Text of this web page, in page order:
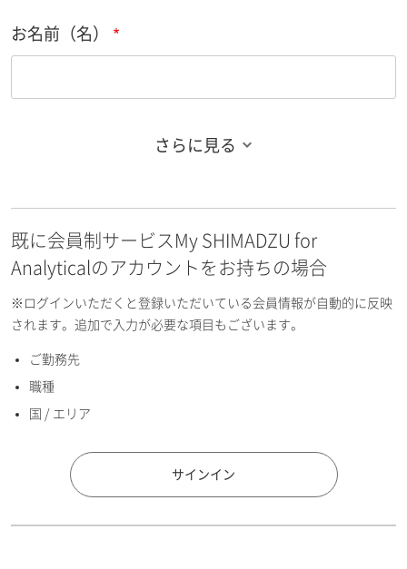
お名前（名）
お名前フリガナ（名）
E-mailアドレス（半角英数）
国 / エリア
さらに見る
既に会員制サービスMy SHIMADZU for
Analyticalのアカウントをお持ちの場合
※ログインいただくと登録いただいている会員情報が自動的に反映
されます。追加で入力が必要な項目もございます。
ご勤務先
職種
国 / エリア
サインイン